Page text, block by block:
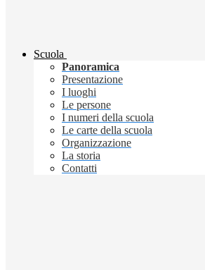
Scuola
Panoramica
Presentazione
I luoghi
Le persone
I numeri della scuola
Le carte della scuola
Organizzazione
La storia
Contatti